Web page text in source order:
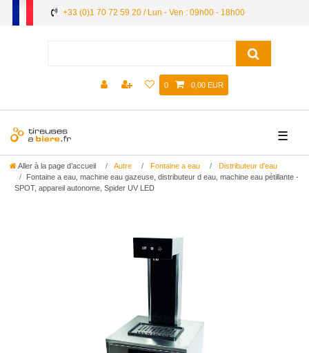
+33 (0)1 70 72 59 20 / Lun - Ven : 09h00 - 18h00
0 0,00 EUR
☰
Aller à la page d’accueil Autre Fontaine a eau
Distributeur d'eau
Fontaine a eau, machine eau gazeuse, distributeur d eau, machine eau pétillante -
SPOT, appareil autonome, Spider UV LED